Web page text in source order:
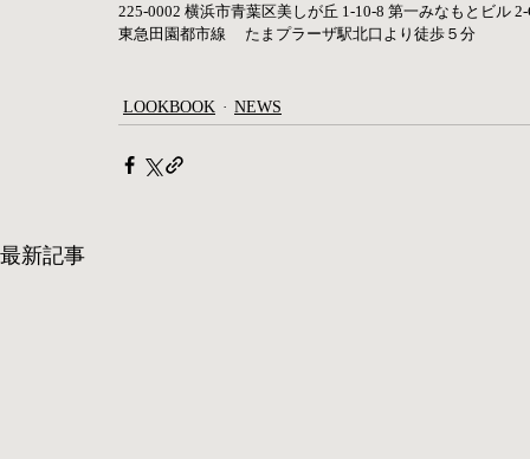
225-0002 横浜市青葉区美しが丘 1-10-8​ 第一みなもとビル
東急田園都市線　 たまプラーザ駅北口より徒歩５分
LOOKBOOK NEWS
最新記事